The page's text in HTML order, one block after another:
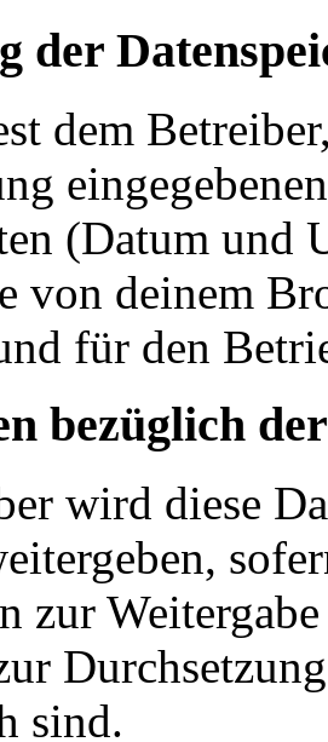
der
dem
(Datum und
von deinem
für den
bezüglich
wird diese
zur
sind.